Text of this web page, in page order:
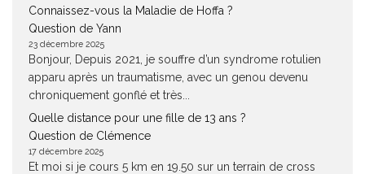
Connaissez-vous la Maladie de Hoffa ?
Question de Yann
23 décembre 2025
Bonjour, Depuis 2021, je souffre d’un syndrome rotulien
apparu après un traumatisme, avec un genou devenu
chroniquement gonflé et très...
Quelle distance pour une fille de 13 ans ?
Question de Clémence
17 décembre 2025
Et moi si je cours 5 km en 19.50 sur un terrain de cross